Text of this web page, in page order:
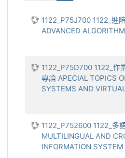
1122_P75J700 1122_進
ADVANCED ALGORITHM
1122_P75D700 1122_作
專論 APECIAL TOPICS
SYSTEMS AND
1122_P752600 1122_多
MULTILINGUAL AND
INFORMATION SYSTEM